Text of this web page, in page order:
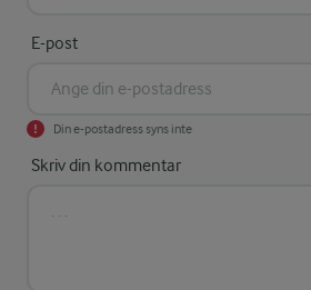
E-post
Din e-postadress syns inte
Skriv din kommentar